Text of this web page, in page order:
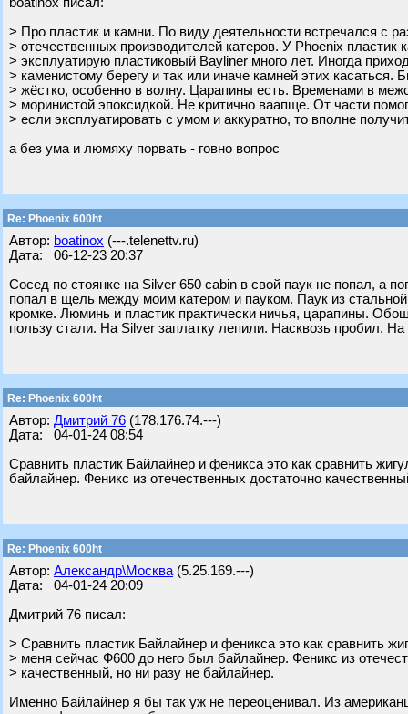
> Про пластик и камни. По виду деятельности встречался с
> отечественных производителей катеров. У Phoenix пластик
> эксплуатирую пластиковый Bayliner много лет. Иногда
> каменистому берегу и так или иначе камней этих касаться.
> жёстко, особенно в волну. Царапины есть. Временами в
> моринистой эпоксидкой. Не критично ваапще. От части
> если эксплуатировать с умом и аккуратно, то вполне
а без ума и люмяху порвать - говно вопрос
Re: Phoenix 600ht
Автор: boatinox (---.telenettv.ru)
Дата: 06-12-23 20:37
Сосед по стоянке на Silver 650 cabin в свой паук не попал, а
попал в щель между моим катером и пауком. Паук из
кромке. Люминь и пластик практически ничья, царапины.
пользу стали. На Silver заплатку лепили. Насквозь пробил.
Re: Phoenix 600ht
Автор: Дмитрий 76 (178.176.74.---)
Дата: 04-01-24 08:54
Сравнить пластик Байлайнер и феникса это как сравнить
байлайнер. Феникс из отечественных достаточно
Re: Phoenix 600ht
Автор: Александр\Москва (5.25.169.---)
Дата: 04-01-24 20:09
Дмитрий 76 писал:
> Сравнить пластик Байлайнер и феникса это как сравнить
> меня сейчас Ф600 до него был байлайнер. Феникс из
> качественный, но ни разу не байлайнер.
Именно Байлайнер я бы так уж не переоценивал. Из